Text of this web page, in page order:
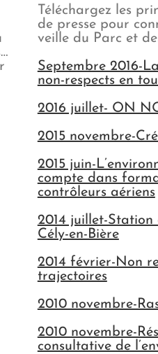
Téléchargez les
de presse pour
veille du Parc et
Septembre 2016-
non-respects en
2016 juillet- ON
2015 novembre-
2015 juin-
compte dans
contrôleurs aériens
2014 juillet-
Cély-en-Bière
2014 février-Non
trajectoires
2010 novembre-
2010 novembre-
consultative de